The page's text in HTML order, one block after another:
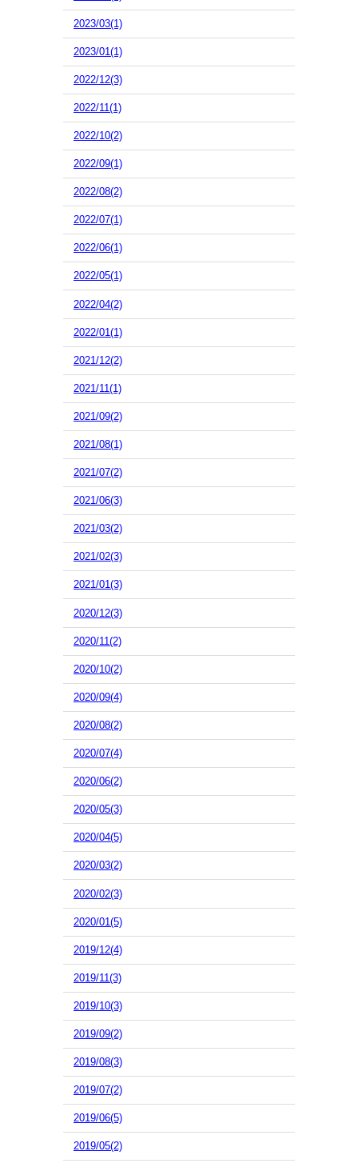
2023/03(1)
2023/01(1)
2022/12(3)
2022/11(1)
2022/10(2)
2022/09(1)
2022/08(2)
2022/07(1)
2022/06(1)
2022/05(1)
2022/04(2)
2022/01(1)
2021/12(2)
2021/11(1)
2021/09(2)
2021/08(1)
2021/07(2)
2021/06(3)
2021/03(2)
2021/02(3)
2021/01(3)
2020/12(3)
2020/11(2)
2020/10(2)
2020/09(4)
2020/08(2)
2020/07(4)
2020/06(2)
2020/05(3)
2020/04(5)
2020/03(2)
2020/02(3)
2020/01(5)
2019/12(4)
2019/11(3)
2019/10(3)
2019/09(2)
2019/08(3)
2019/07(2)
2019/06(5)
2019/05(2)